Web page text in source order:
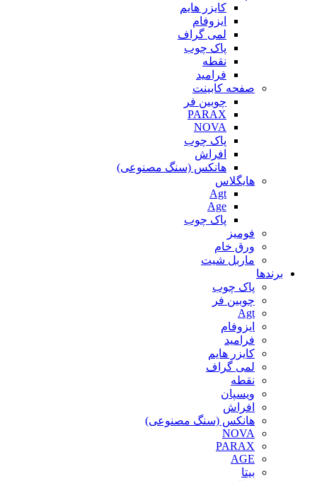
کایزر هایم
ایزوفام
لمی گراف
پاک چوب
نقطه
فرامید
صفحه کابینت
چوبین فر
PARAX
NOVA
پاک چوب
افراش
هانکس (سنگ مصنوعی)
هایگلاس
Agt
Age
پاک چوب
فومیز
ورق خام
ماربل شیت
برندها
پاک چوب
چوبین فر
Agt
ایزوفام
فرامید
کایزر هایم
لمی گراف
نقطه
ویسپان
افراش
هانکس (سنگ مصنوعی)
NOVA
PARAX
AGE
بیتا